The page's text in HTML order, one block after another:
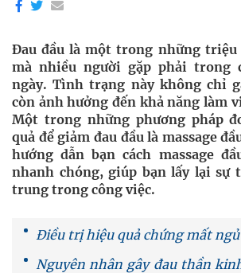
Đau đầu là một trong những triệu
mà nhiều người gặp phải trong
ngày. Tình trạng này không chỉ
còn ảnh hưởng đến khả năng làm
Một trong những phương pháp
quả để giảm đau đầu là massage
hướng dẫn bạn cách massage
nhanh chóng, giúp bạn lấy lại sự
trung trong công việc.
Điều trị hiệu quả chứng mất
Nguyên nhân gây đau thần